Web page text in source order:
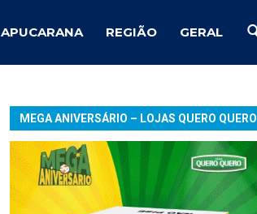
APUCARANA REGIÃO GERAL
MEGA ANIVERSÁRIO – LOJAS QUERO QUERO